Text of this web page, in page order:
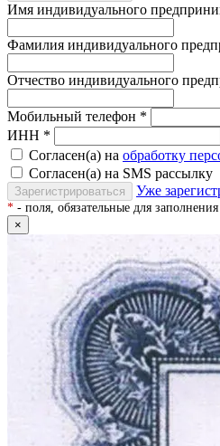
Имя индивидуального
Фамилия индивидуального
Отчество индивидуального
Мобильный телефон *
ИНН *
Согласен(а) на обработку
Согласен(а) на SMS рассылку
Зарегистрироваться Уже
* - поля, обязательные для заполнения
×